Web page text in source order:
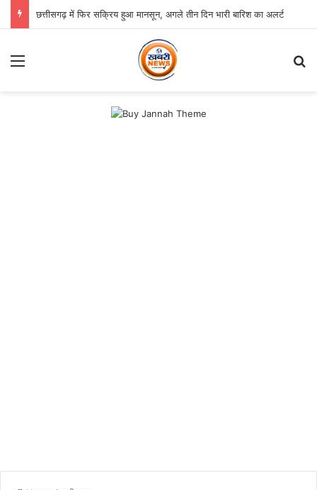
छत्तीसगढ़ में फिर सक्रिय हुआ मानसून, अगले तीन दिन भारी बारिश का अलर्ट
Menu